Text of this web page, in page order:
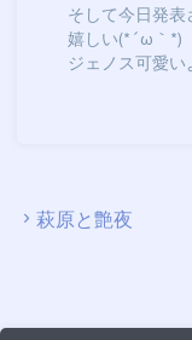
そして今日発
嬉しい(*´ω｀*)
ジェノス可愛
萩原と艶夜